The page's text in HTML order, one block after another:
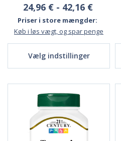
24,96 € - 42,16 €
Priser i store mængder:
Køb i løs vægt, og spar penge
Vælg indstillinger